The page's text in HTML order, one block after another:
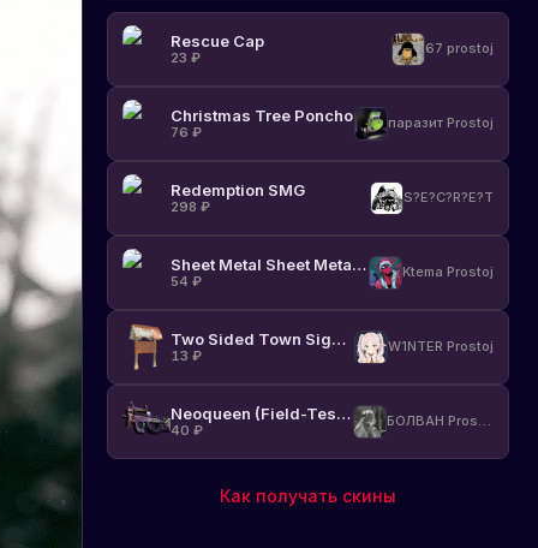
Rescue Cap
23 ₽
67 prostoj
Christmas Tree Poncho
76 ₽
паразит Prostoj
Redemption SMG
298 ₽
S?E?C?R?E?T
Sheet Metal Sheet Metal Door
54 ₽
Ktema Prostoj
Two Sided Town Sign Post
13 ₽
W1NTER Prostoj
Neoqueen (Field-Tested)
40 ₽
БОЛВАН Prostoj
Как получать скины